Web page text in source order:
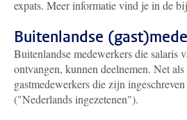
expats. Meer informatie vind je in de
Buitenlandse
Buitenlandse medewerkers die salaris
ontvangen, kunnen deelnemen. Net
gastmedewerkers die zijn
("Nederlands ingezetenen").